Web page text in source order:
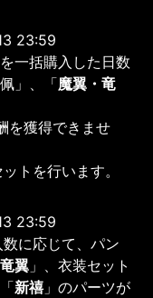
23:59
一括購入した日数
」、「魔翼・竜
を獲得できませ
トを行います。
23:59
に応じて、パン
翼 」、衣装セット
新禧」のパーツが